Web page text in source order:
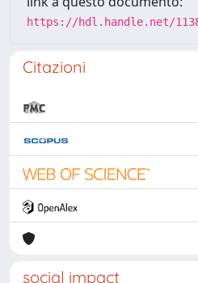
https://hdl.handle.net/
Citazioni
social impact